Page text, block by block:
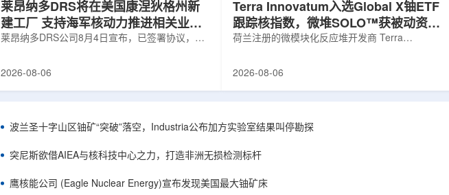
莱昂纳多DRS将在美国康涅狄格州新
建工厂 支持海军核动力推进相关业务
增长
莱昂纳多DRS公司8月4日宣布，已签署协议，将
并为公司在核能领域的后续增长提供空间和基础
尔德帕克里奇路120号，占地约14.1087万平方英
尺。工厂建成后，将整合目前分布在康涅狄格州
丹伯里和贝瑟尔三个地点的业务。该设施预计于
2027年初投入使用，若最终设计和租户装修工...
2026-08-06
Terra Innovatum入选Global X铀ETF
跟踪核指数，微堆SOLO™获被动资金
曝光
荷兰注册的微模块化反应堆开发商 Terra
Arca: URA，资管超50亿美元)的跟踪基准，本次
CEO Alessandro Petruzzi 称，这使被动/主题投
资者可通过指数直接触达其 SOLO™ 微堆故事，
与 Cameco、Kazatomprom、Centrus、Oklo、
NuScale、X-energy、三菱重...
2026-08-06
波兰圣十字山区铀矿“突破”落空，Industria公布加方实验室结果叫停勘探
突尼斯欲借AIEA与核科技中心之力，打造非洲无损检测标杆
鹰核能公司 (Eagle Nuclear Energy)宣布发现美国最大铀矿床